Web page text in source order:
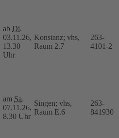
ab Di.
03.11.26,
13.30
Uhr
Konstanz; vhs,
Raum 2.7
263-
4101-2
am Sa.
07.11.26,
8.30 Uhr
Singen; vhs,
Raum E.6
263-
841930